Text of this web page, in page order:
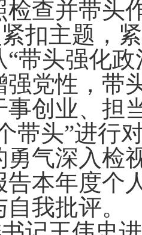
检查并带头
扣主题，
“带头强化
强党性，带
事创业、担
带头”进行
勇气深入检
告本年度个
我批评。